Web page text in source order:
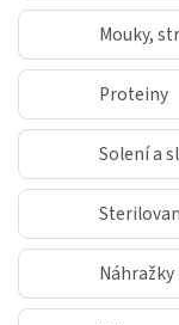
Mouky,
Proteiny
Solení a
Náhražky